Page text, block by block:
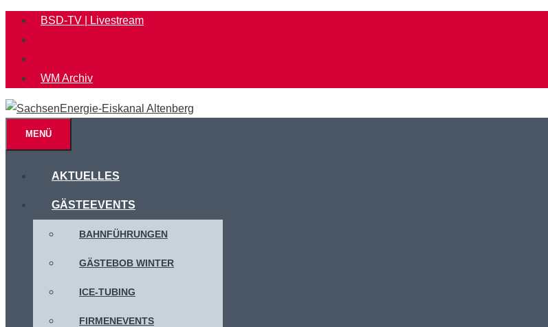
Zum
Inhalt
springen
BSD-TV | Livestream
WM Archiv
MENÜ
AKTUELLES
GÄSTEEVENTS
BAHNFÜHRUNGEN
GÄSTEBOB WINTER
ICE-TUBING
FIRMENEVENTS